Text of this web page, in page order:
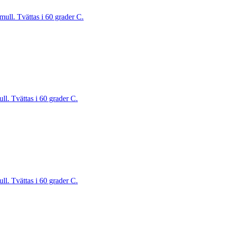
Tvättas i 60 grader C.
Tvättas i 60 grader C.
Tvättas i 60 grader C.